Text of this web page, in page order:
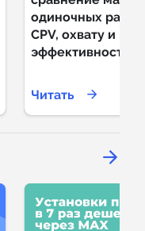
одиночных
CPV, охвату и
эффективности
Читать